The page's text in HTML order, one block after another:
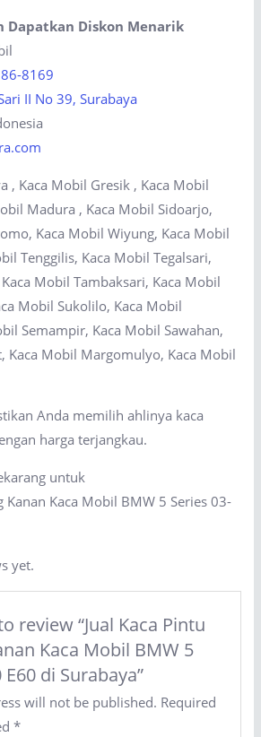
Dapatkan Diskon Menarik
8169
II No 39, Surabaya
, Kaca Mobil Gresik , Kaca Mobil
Madura , Kaca Mobil Sidoarjo,
Kaca Mobil Wiyung, Kaca Mobil
Tenggilis, Kaca Mobil Tegalsari,
Mobil Tambaksari, Kaca Mobil
Mobil Sukolilo, Kaca Mobil
Semampir, Kaca Mobil Sawahan,
Kaca Mobil Margomulyo, Kaca Mobil
Anda memilih ahlinya kaca
harga terjangkau.
untuk
Kanan Kaca Mobil BMW 5 Series 03-
yet.
review “Jual Kaca Pintu
Kaca Mobil BMW 5
di Surabaya”
will not be published. Required
*